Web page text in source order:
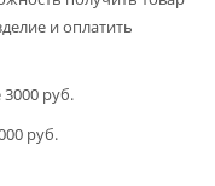
и оплатить
руб.
руб.